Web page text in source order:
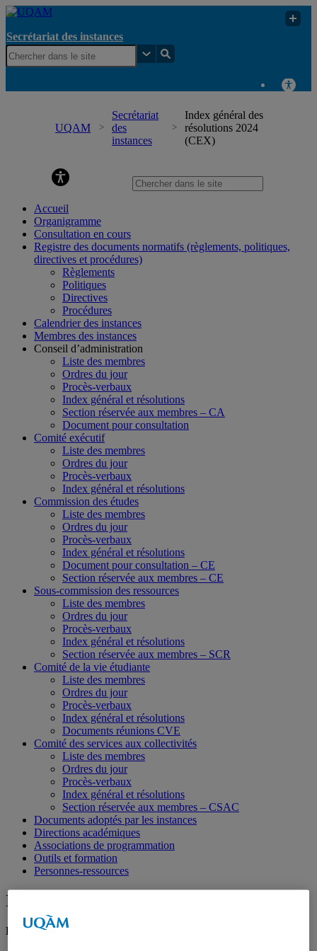
Secrétariat des instances
UQAM
Secrétariat
des
instances
Index général des
résolutions 2024
(CEX)
Accueil
Organigramme
Consultation en cours
Registre des documents normatifs (règlements, politiques,
directives et procédures)
Règlements
Politiques
Directives
Procédures
Calendrier des instances
Membres des instances
Conseil d’administration
Liste des membres
Ordres du jour
Procès-verbaux
Index général et résolutions
Section réservée aux membres – CA
Document pour consultation
Comité exécutif
Liste des membres
Ordres du jour
Procès-verbaux
Index général et résolutions
Commission des études
Liste des membres
Ordres du jour
Procès-verbaux
Index général et résolutions
Document pour consultation – CE
Section réservée aux membres – CE
Sous-commission des ressources
Liste des membres
Ordres du jour
Procès-verbaux
Index général et résolutions
Section réservée aux membres – SCR
Comité de la vie étudiante
Liste des membres
Ordres du jour
Procès-verbaux
Index général et résolutions
Documents réunions CVE
Comité des services aux collectivités
Liste des membres
Ordres du jour
Procès-verbaux
Index général et résolutions
Section réservée aux membres – CSAC
Documents adoptés par les instances
Directions académiques
Associations de programmation
Outils et formation
Personnes-ressources
Index général des résolutions 2024 (CEX)
Résolutions du 5 décembre 2024